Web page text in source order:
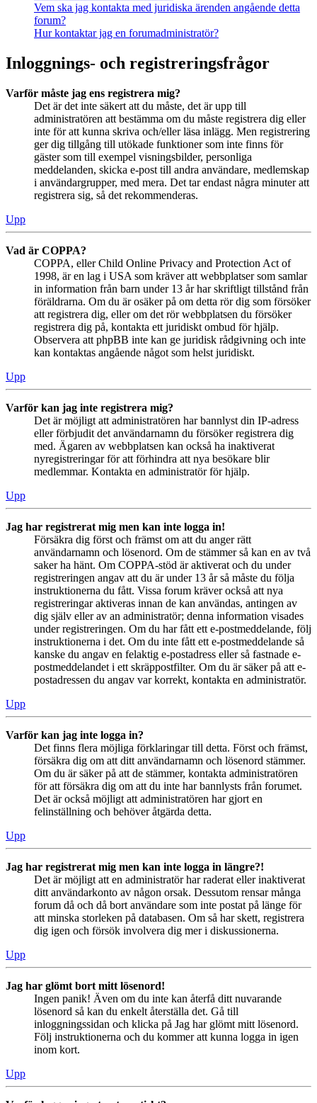
Vem ska jag kontakta med juridiska ärenden angående detta
forum?
Hur kontaktar jag en forumadministratör?
Inloggnings- och registreringsfrågor
Varför måste jag ens registrera mig?
Det är det inte säkert att du måste, det är upp till
administratören att bestämma om du måste registrera dig eller
inte för att kunna skriva och/eller läsa inlägg. Men registrering
ger dig tillgång till utökade funktioner som inte finns för
gäster som till exempel visningsbilder, personliga
meddelanden, skicka e-post till andra användare, medlemskap
i användargrupper, med mera. Det tar endast några minuter att
registrera sig, så det rekommenderas.
Upp
Vad är COPPA?
COPPA, eller Child Online Privacy and Protection Act of
1998, är en lag i USA som kräver att webbplatser som samlar
in information från barn under 13 år har skriftligt tillstånd från
föräldrarna. Om du är osäker på om detta rör dig som försöker
att registrera dig, eller om det rör webbplatsen du försöker
registrera dig på, kontakta ett juridiskt ombud för hjälp.
Observera att phpBB inte kan ge juridisk rådgivning och inte
kan kontaktas angående något som helst juridiskt.
Upp
Varför kan jag inte registrera mig?
Det är möjligt att administratören har bannlyst din IP-adress
eller förbjudit det användarnamn du försöker registrera dig
med. Ägaren av webbplatsen kan också ha inaktiverat
nyregistreringar för att förhindra att nya besökare blir
medlemmar. Kontakta en administratör för hjälp.
Upp
Jag har registrerat mig men kan inte logga in!
Försäkra dig först och främst om att du anger rätt
användarnamn och lösenord. Om de stämmer så kan en av två
saker ha hänt. Om COPPA-stöd är aktiverat och du under
registreringen angav att du är under 13 år så måste du följa
instruktionerna du fått. Vissa forum kräver också att nya
registreringar aktiveras innan de kan användas, antingen av
dig själv eller av an administratör; denna information visades
under registreringen. Om du har fått ett e-postmeddelande, följ
instruktionerna i det. Om du inte fått ett e-postmeddelande så
kanske du angav en felaktig e-postadress eller så fastnade e-
postmeddelandet i ett skräppostfilter. Om du är säker på att e-
postadressen du angav var korrekt, kontakta en administratör.
Upp
Varför kan jag inte logga in?
Det finns flera möjliga förklaringar till detta. Först och främst,
försäkra dig om att ditt användarnamn och lösenord stämmer.
Om du är säker på att de stämmer, kontakta administratören
för att försäkra dig om att du inte har bannlysts från forumet.
Det är också möjligt att administratören har gjort en
felinställning och behöver åtgärda detta.
Upp
Jag har registrerat mig men kan inte logga in längre?!
Det är möjligt att en administratör har raderat eller inaktiverat
ditt användarkonto av någon orsak. Dessutom rensar många
forum då och då bort användare som inte postat på länge för
att minska storleken på databasen. Om så har skett, registrera
dig igen och försök involvera dig mer i diskussionerna.
Upp
Jag har glömt bort mitt lösenord!
Ingen panik! Även om du inte kan återfå ditt nuvarande
lösenord så kan du enkelt återställa det. Gå till
inloggningssidan och klicka på Jag har glömt mitt lösenord.
Följ instruktionerna och du kommer att kunna logga in igen
inom kort.
Upp